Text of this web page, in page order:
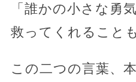
「誰かの小さな勇
救ってくれること
この二つの言葉、